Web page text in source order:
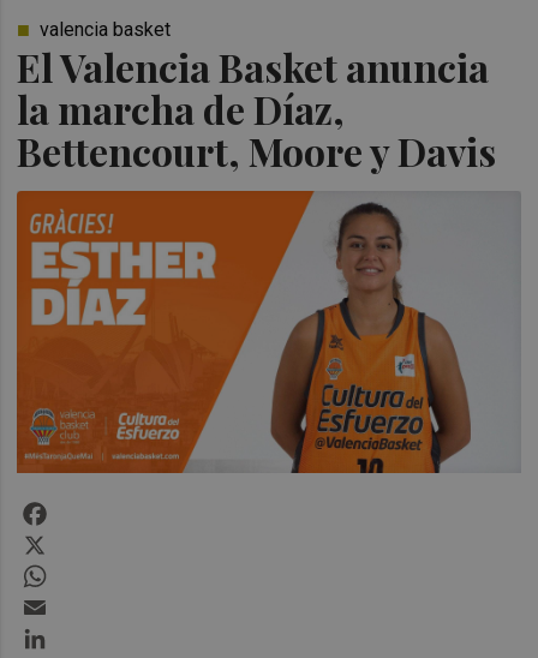
El Valencia Basket anuncia
la marcha de Díaz,
Bettencourt, Moore y Davis
valencia basket